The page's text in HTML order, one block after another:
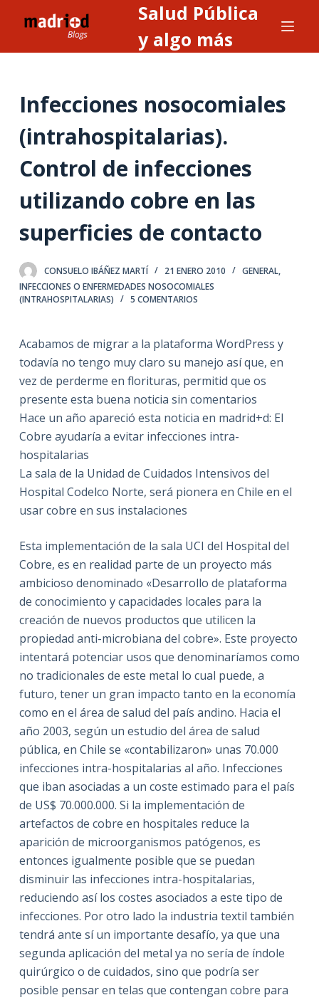
l
n
e
d
Salud Pública
y algo más
Infecciones nosocomiales
(intrahospitalarias).
Control de infecciones
utilizando cobre en las
superficies de contacto
CONSUELO IBÁÑEZ MARTÍ 21 ENERO 2010 GENERAL,
INFECCIONES O ENFERMEDADES NOSOCOMIALES
(INTRAHOSPITALARIAS)
5 COMENTARIOS
Acabamos de migrar a la plataforma WordPress y
todavía no tengo muy claro su manejo así que, en
vez de perderme en florituras, permitid que os
presente esta buena noticia sin comentarios
Hace un año apareció esta noticia en madrid+d: El
Cobre ayudaría a evitar infecciones intra-
hospitalarias
La sala de la Unidad de Cuidados Intensivos del
Hospital Codelco Norte, será pionera en Chile en el
usar cobre en sus instalaciones
Esta implementación de la sala UCI del Hospital del
Cobre, es en realidad parte de un proyecto más
ambicioso denominado «Desarrollo de plataforma
de conocimiento y capacidades locales para la
creación de nuevos productos que utilicen la
propiedad anti-microbiana del cobre». Este proyecto
intentará potenciar usos que denominaríamos como
no tradicionales de este metal lo cual puede, a
futuro, tener un gran impacto tanto en la economía
como en el área de salud del país andino. Hacia el
año 2003, según un estudio del área de salud
pública, en Chile se «contabilizaron» unas 70.000
infecciones intra-hospitalarias al año. Infecciones
que iban asociadas a un coste estimado para el país
de US$ 70.000.000. Si la implementación de
artefactos de cobre en hospitales reduce la
aparición de microorganismos patógenos, es
entonces igualmente posible que se puedan
disminuir las infecciones intra-hospitalarias,
reduciendo así los costes asociados a este tipo de
infecciones. Por otro lado la industria textil también
tendrá ante sí un importante desafío, ya que una
segunda aplicación del metal ya no sería de índole
quirúrgico o de cuidados, sino que podría ser
posible pensar en telas que contengan cobre para